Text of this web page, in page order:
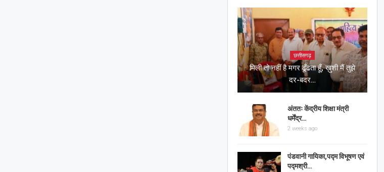
छत्तीसगढ़
मिली तो नहीं है मगर ढूँढता हूँ, ख़ुशी मैं तुझे
दर-बदर…
अंततः केंद्रीय शिक्षा मंत्री
धर्मेंद्र…
2 weeks ago
पंडवानी गायिका,पद्म विभूषण एवं
पद्मश्री…